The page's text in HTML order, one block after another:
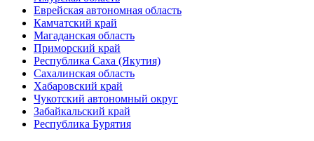
Еврейская автономная область
Камчатский край
Магаданская область
Приморский край
Республика Саха (Якутия)
Сахалинская область
Хабаровский край
Чукотский автономный округ
Забайкальский край
Республика Бурятия